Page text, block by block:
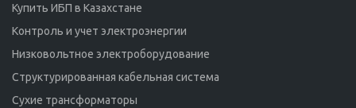
Купить ИБП в Казахстане
Контроль и учет электроэнергии
Низковольтное электроборудование
Структурированная кабельная система
Сухие трансформаторы